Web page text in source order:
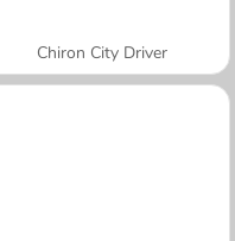
Chiron City Driver